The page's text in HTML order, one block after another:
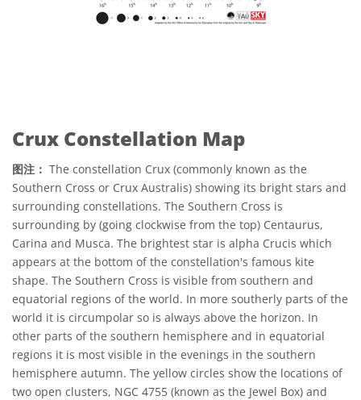
Crux Constellation Map
图注： The constellation Crux (commonly known as the
Southern Cross or Crux Australis) showing its bright stars and
surrounding constellations. The Southern Cross is
surrounding by (going clockwise from the top) Centaurus,
Carina and Musca. The brightest star is alpha Crucis which
appears at the bottom of the constellation's famous kite
shape. The Southern Cross is visible from southern and
equatorial regions of the world. In more southerly parts of the
world it is circumpolar so is always above the horizon. In
other parts of the southern hemisphere and in equatorial
regions it is most visible in the evenings in the southern
hemisphere autumn. The yellow circles show the locations of
two open clusters, NGC 4755 (known as the Jewel Box) and